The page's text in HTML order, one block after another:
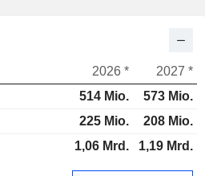
2026 *
2027 *
514 Mio.
573 Mio.
225 Mio.
208 Mio.
1,06 Mrd. 1,19 Mrd.